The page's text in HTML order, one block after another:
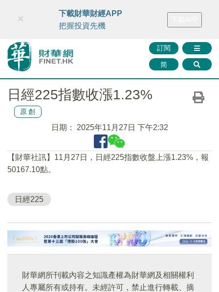
財華智庫網 FINTV FINMETA 財華證券 媒體矩陣
訂閱
简
×
下載財華財經APP
把握投資先機
日經225指數收漲1.23%
原創
日期： 2025年11月27日 下午2:32
【財華社訊】11月27日，日經225指數收盤上漲1.23%，報
50167.10點。
日經225
財華網所刊載內容之知識產權為財華網及相關權利
人專屬所有或持有。未經許可，禁止進行轉載、摘